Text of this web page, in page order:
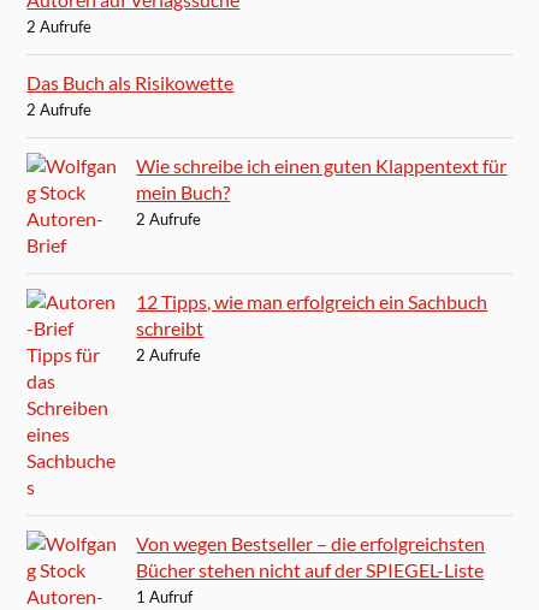
2 Aufrufe
Das Buch als Risikowette
2 Aufrufe
Wie schreibe ich einen guten Klappentext für
mein Buch?
2 Aufrufe
12 Tipps, wie man erfolgreich ein Sachbuch
schreibt
2 Aufrufe
Von wegen Bestseller – die erfolgreichsten
Bücher stehen nicht auf der SPIEGEL-Liste
1 Aufruf